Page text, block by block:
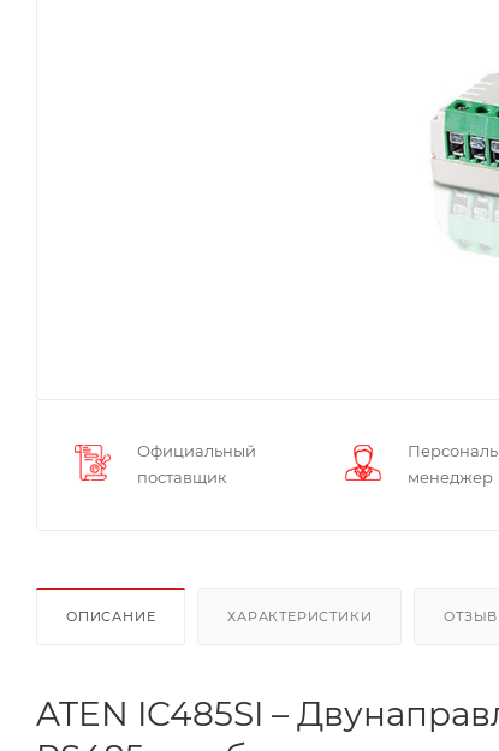
Официальный
поставщик
менеджер
ОПИСАНИЕ ХАРАКТЕРИСТИКИ
ATEN IC485SI –